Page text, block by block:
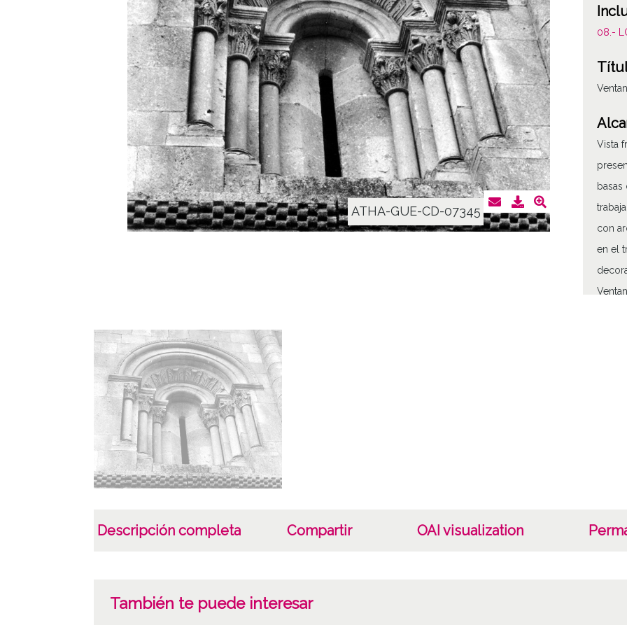
ATHA-GUE-CD-07345
08.-
Vista
con
en el
Descripción completa Compartir OAI visualization
También te puede interesar